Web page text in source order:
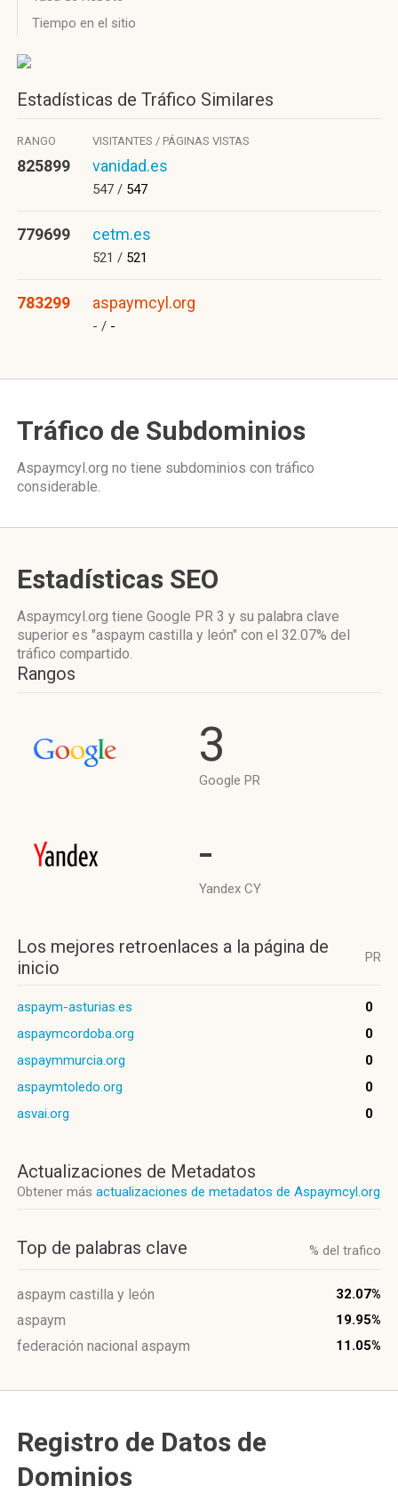
Tiempo en el sitio
Estadísticas de Tráfico Similares
RANGO VISITANTES / PÁGINAS VISTAS
825899 vanidad.es
547 / 547
779699 cetm.es
521 / 521
783299 aspaymcyl.org
- / -
Tráfico de Subdominios
Aspaymcyl.org no tiene subdominios con tráfico
considerable.
Estadísticas SEO
Aspaymcyl.org tiene Google PR 3 y su palabra clave
superior es "aspaym castilla y león" con el 32.07% del
tráfico compartido.
Rangos
3
Google PR
-
Yandex CY
Los mejores retroenlaces a la página de
inicio
PR
aspaym-asturias.es
0
aspaymcordoba.org
0
aspaymmurcia.org
0
aspaymtoledo.org
0
asvai.org
0
Actualizaciones de Metadatos
Obtener más actualizaciones de metadatos de Aspaymcyl.org
Top de palabras clave % del trafico
aspaym castilla y león 32.07%
aspaym 19.95%
federación nacional aspaym 11.05%
Registro de Datos de
Dominios